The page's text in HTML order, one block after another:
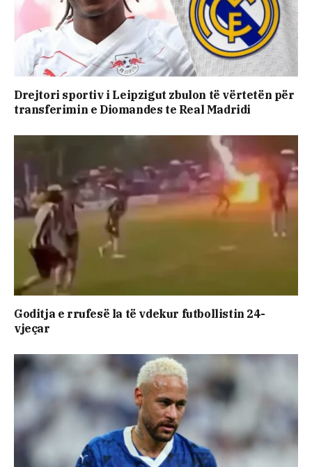
Drejtori sportiv i Leipzigut zbulon të vërtetën për
transferimin e Diomandes te Real Madridi
Goditja e rrufesë la të vdekur futbollistin 24-
vjeçar